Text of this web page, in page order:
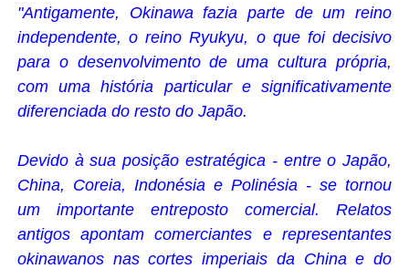
"Antigamente, Okinawa fazia parte de um reino
independente, o reino Ryukyu, o que foi decisivo
para o desenvolvimento de uma cultura própria,
com uma história particular e significativamente
diferenciada do resto do Japão.
Devido à sua posição estratégica - entre o Japão,
China, Coreia, Indonésia e Polinésia - se tornou
um importante entreposto comercial. Relatos
antigos apontam comerciantes e representantes
okinawanos nas cortes imperiais da China e do